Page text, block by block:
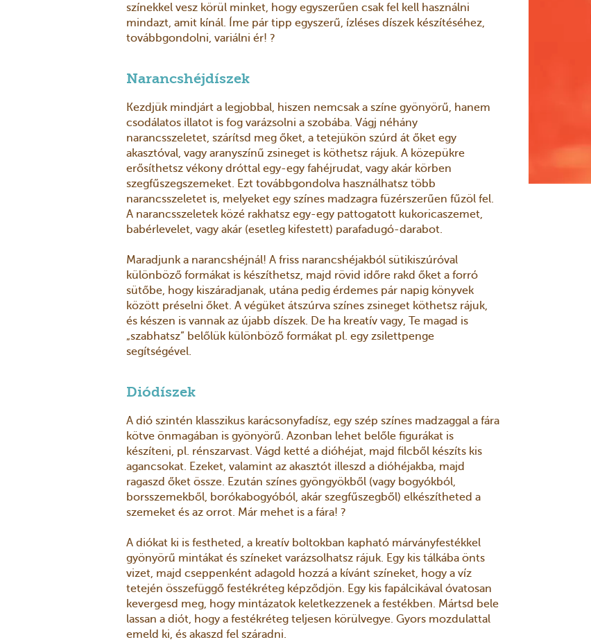
színekkel vesz körül minket, hogy egyszerűen csak fel kell használni
mindazt, amit kínál. Íme pár tipp egyszerű, ízléses díszek készítéséhez,
továbbgondolni, variálni ér! ?
Narancshéjdíszek
Kezdjük mindjárt a legjobbal, hiszen nemcsak a színe gyönyörű, hanem
csodálatos illatot is fog varázsolni a szobába. Vágj néhány
narancsszeletet, szárítsd meg őket, a tetejükön szúrd át őket egy
akasztóval, vagy aranyszínű zsineget is köthetsz rájuk. A közepükre
erősíthetsz vékony dróttal egy-egy fahéjrudat, vagy akár körben
szegfűszegszemeket. Ezt továbbgondolva használhatsz több
narancsszeletet is, melyeket egy színes madzagra füzérszerűen fűzöl fel.
A narancsszeletek közé rakhatsz egy-egy pattogatott kukoricaszemet,
babérlevelet, vagy akár (esetleg kifestett) parafadugó-darabot.
Maradjunk a narancshéjnál! A friss narancshéjakból sütikiszúróval
különböző formákat is készíthetsz, majd rövid időre rakd őket a forró
sütőbe, hogy kiszáradjanak, utána pedig érdemes pár napig könyvek
között préselni őket. A végüket átszúrva színes zsineget köthetsz rájuk,
és készen is vannak az újabb díszek. De ha kreatív vagy, Te magad is
„szabhatsz” belőlük különböző formákat pl. egy zsilettpenge
segítségével.
Diódíszek
A dió szintén klasszikus karácsonyfadísz, egy szép színes madzaggal a fára
kötve önmagában is gyönyörű. Azonban lehet belőle figurákat is
készíteni, pl. rénszarvast. Vágd ketté a dióhéjat, majd filcből készíts kis
agancsokat. Ezeket, valamint az akasztót illeszd a dióhéjakba, majd
ragaszd őket össze. Ezután színes gyöngyökből (vagy bogyókból,
borsszemekből, borókabogyóból, akár szegfűszegből) elkészítheted a
szemeket és az orrot. Már mehet is a fára! ?
A diókat ki is festheted, a kreatív boltokban kapható márványfestékkel
gyönyörű mintákat és színeket varázsolhatsz rájuk. Egy kis tálkába önts
vizet, majd cseppenként adagold hozzá a kívánt színeket, hogy a víz
tetején összefüggő festékréteg képződjön. Egy kis fapálcikával óvatosan
kevergesd meg, hogy mintázatok keletkezzenek a festékben. Mártsd bele
lassan a diót, hogy a festékréteg teljesen körülvegye. Gyors mozdulattal
emeld ki, és akaszd fel száradni.